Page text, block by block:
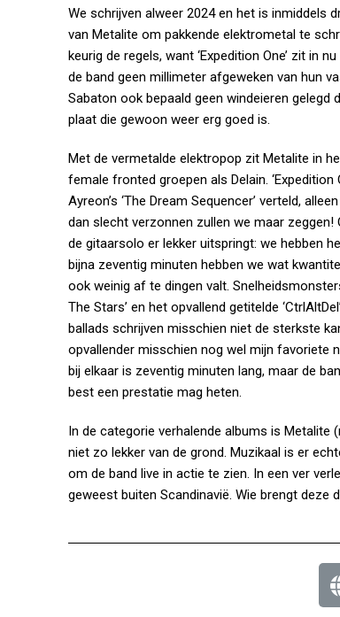
We schrijven alweer 2024 en het is inmiddels
van Metalite om pakkende elektrometal te
keurig de regels, want ‘Expedition One’ zit in
de band geen millimeter afgeweken van hun
Sabaton ook bepaald geen windeieren gelegd
plaat die gewoon weer erg goed is.
Met de vermetalde elektropop zit Metalite in
female fronted groepen als Delain.
Ayreon’s ‘The Dream Sequencer’ verteld,
dan slecht verzonnen zullen we maar
de gitaarsolo er lekker uitspringt: we hebben
bijna zeventig minuten hebben we wat
ook weinig af te dingen valt.
The Stars’ en het opvallend getitelde
ballads schrijven misschien niet de sterkste
opvallender misschien nog wel mijn favoriete
bij elkaar is zeventig minuten lang, maar de
best een prestatie mag heten.
In de categorie verhalende albums is Metalite
niet zo lekker van de grond. Muzikaal is er
om de band live in actie te zien. In een ver
geweest buiten Scandinavië. Wie brengt deze